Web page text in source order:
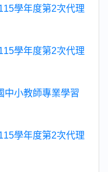
學年度第2次代理
學年度第2次代理
中小教師專業學習
學年度第2次代理